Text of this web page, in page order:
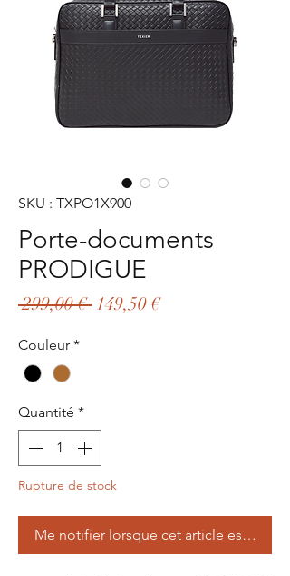
SKU : TXPO1X900
Porte-documents
PRODIGUE
299,00 € Prix
149,50 €Prix
Couleur *
Quantité *
Rupture de stock
Me notifier lorsque cet article est